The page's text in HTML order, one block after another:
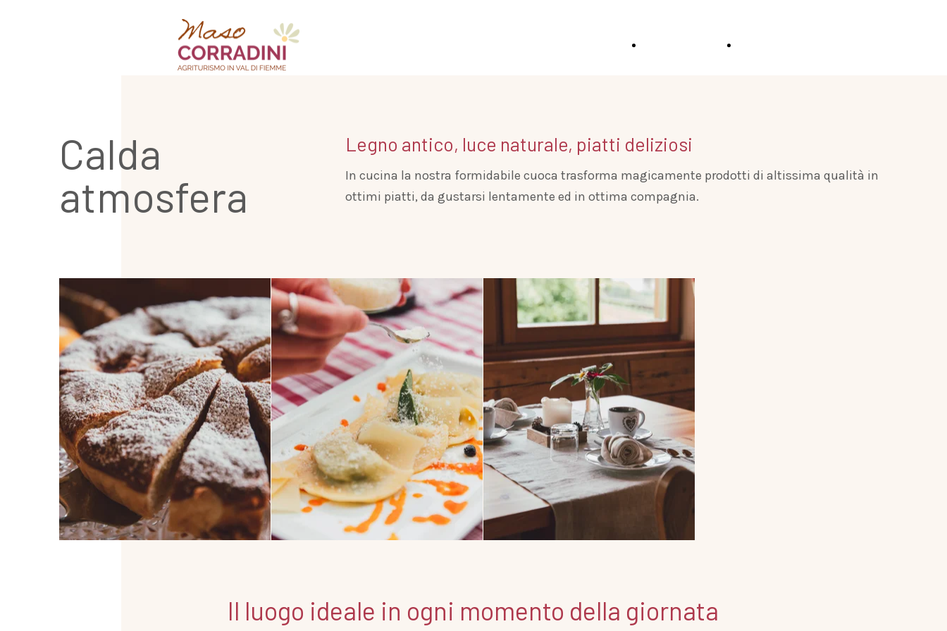
Calda
atmosfera
Legno antico, luce naturale, piatti deliziosi
In cucina la nostra formidabile cuoca trasforma magicamente prodotti di altissima qualità in
ottimi piatti, da gustarsi lentamente ed in ottima compagnia.
Il luogo ideale in ogni momento della giornata